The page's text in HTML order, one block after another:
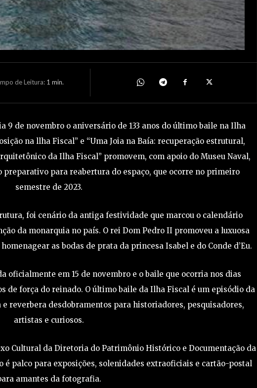
de Leitura: 1 min.
9 de novembro o aniversário de 133 anos do último baile na Ilha
na llha Fiscal” e “Uma Joia na Baía: recuperação estrutural,
da Ilha Fiscal” promovem, com apoio do Museu Naval,
para reabertura do espaço, que ocorre no primeiro
semestre de 2023.
foi cenário da antiga festividade que marcou o calendário
da monarquia no país. O rei Dom Pedro II promoveu a luxuosa
as bodas de prata da princesa Isabel e do Conde d’Eu.
oficialmente em 15 de novembro e o baile que ocorria nos dias
de força do reinado. O último baile da Ilha Fiscal é um episódio da
reverbera desdobramentos para historiadores, pesquisadores,
artistas e curiosos.
Cultural da Diretoria do Patrimônio Histórico e Documentação da
é palco para exposições, solenidades extraoficiais e cartão-postal
amantes da fotografia.